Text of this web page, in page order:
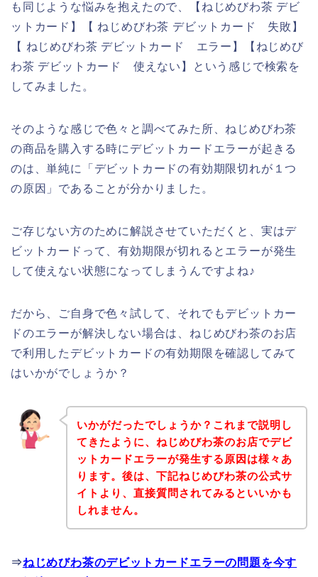
も同じような悩みを抱えたので、【ねじめびわ茶 デビ
ットカード】【 ねじめびわ茶 デビットカード 失敗】
【 ねじめびわ茶 デビットカード エラー】【ねじめび
わ茶 デビットカード 使えない】という感じで検索を
してみました。
そのような感じで色々と調べてみた所、ねじめびわ茶
の商品を購入する時にデビットカードエラーが起きる
のは、単純に「デビットカードの有効期限切れが１つ
の原因」であることが分かりました。
ご存じない方のために解説させていただくと、実はデ
ビットカードって、有効期限が切れるとエラーが発生
して使えない状態になってしまうんですよね♪
だから、ご自身で色々試して、それでもデビットカー
ドのエラーが解決しない場合は、ねじめびわ茶のお店
で利用したデビットカードの有効期限を確認してみて
はいかがでしょうか？
いかがだったでしょうか？これまで説明し
てきたように、ねじめびわ茶のお店でデビ
ットカードエラーが発生する原因は様々あ
ります。後は、下記ねじめびわ茶の公式サ
イトより、直接質問されてみるといいかも
しれません。
⇒ねじめびわ茶のデビットカードエラーの問題を今す